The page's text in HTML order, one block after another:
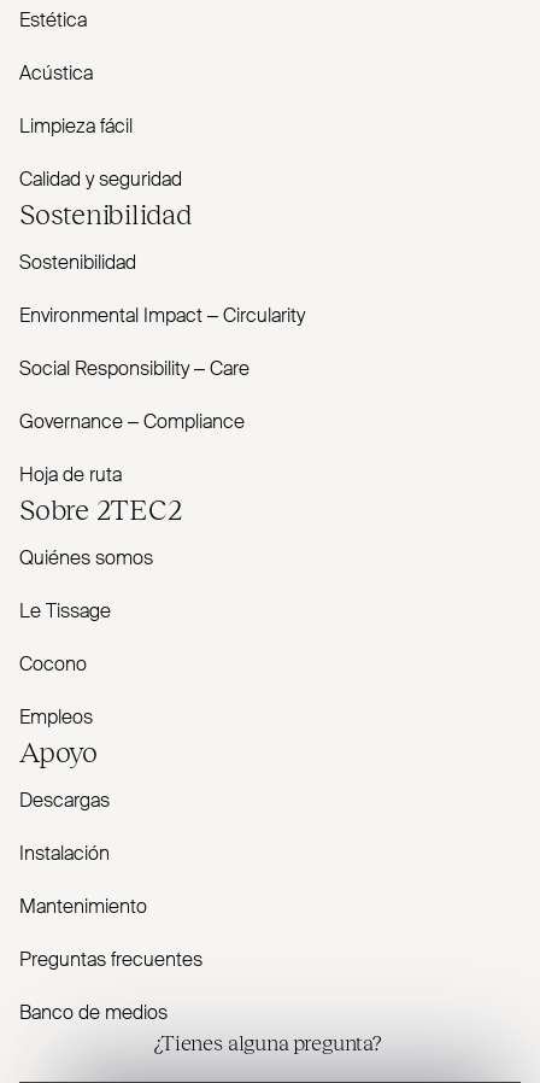
Estética
Acústica
Limpieza fácil
Calidad y seguridad
Sostenibilidad
Sostenibilidad
Envi­ronmental Impact – Cir­cularity
Social Responsibility – Care
Governance – Com­pliance
Hoja de ruta
Sobre 2TEC2
Quiénes somos
Le Tissage
Cocono
Empleos
Apoyo
Descargas
Instalación
Mantenimiento
Preguntas frecuentes
Banco de medios
¿Tienes alguna pregunta?